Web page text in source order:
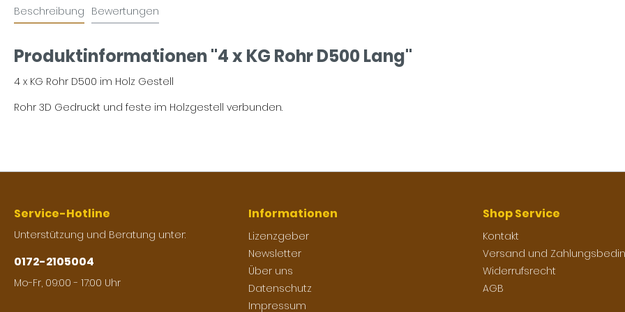
Beschreibung Bewertungen
Produktinformationen "4 x KG Rohr D500 Lang"
4 x KG Rohr D500 im Holz Gestell
Rohr 3D Gedruckt und feste im Holzgestell verbunden.
Service-Hotline
Unterstützung und Beratung unter:
0172-2105004
Mo-Fr, 09:00 - 17:00 Uhr
Informationen
Lizenzgeber
Newsletter
Über uns
Datenschutz
Impressum
Shop Service
Kontakt
Versand und
Widerrufsrecht
AGB